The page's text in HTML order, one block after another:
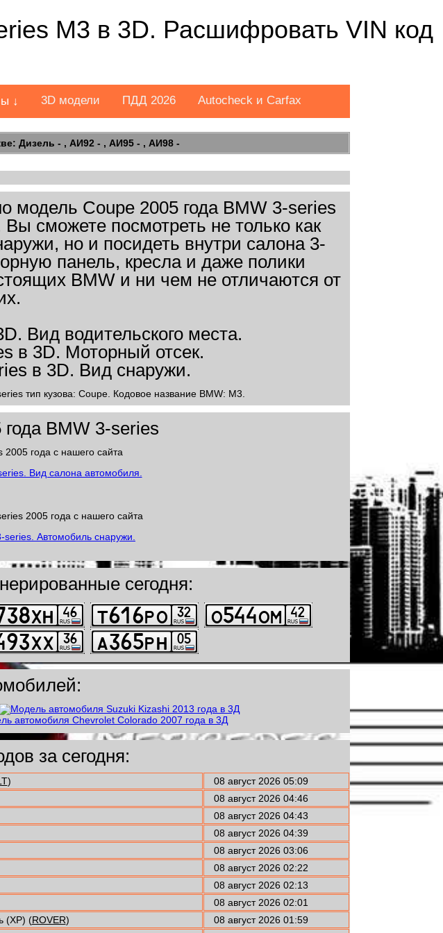
M3 в 3D. Расшифровать VIN код
↓ 3D модели ПДД 2026 Autocheck и Carfax
Дизель - , АИ92 - , АИ95 - , АИ98 -
Coupe 2005 года BMW 3-series
сможете посмотреть не только как
но и посидеть внутри салона 3-
панель, кресла и даже полики
BMW и ни чем не отличаются от
тип кузова: Coupe. Кодовое название BMW: M3.
BMW 3-series
года с нашего сайта
2005 года с нашего сайта
сегодня:
за сегодня:
)
08 август 2026 05:09
08 август 2026 04:46
08 август 2026 04:43
08 август 2026 04:39
08 август 2026 03:06
08 август 2026 02:22
08 август 2026 02:13
08 август 2026 02:01
(XP) (ROVER)
08 август 2026 01:59